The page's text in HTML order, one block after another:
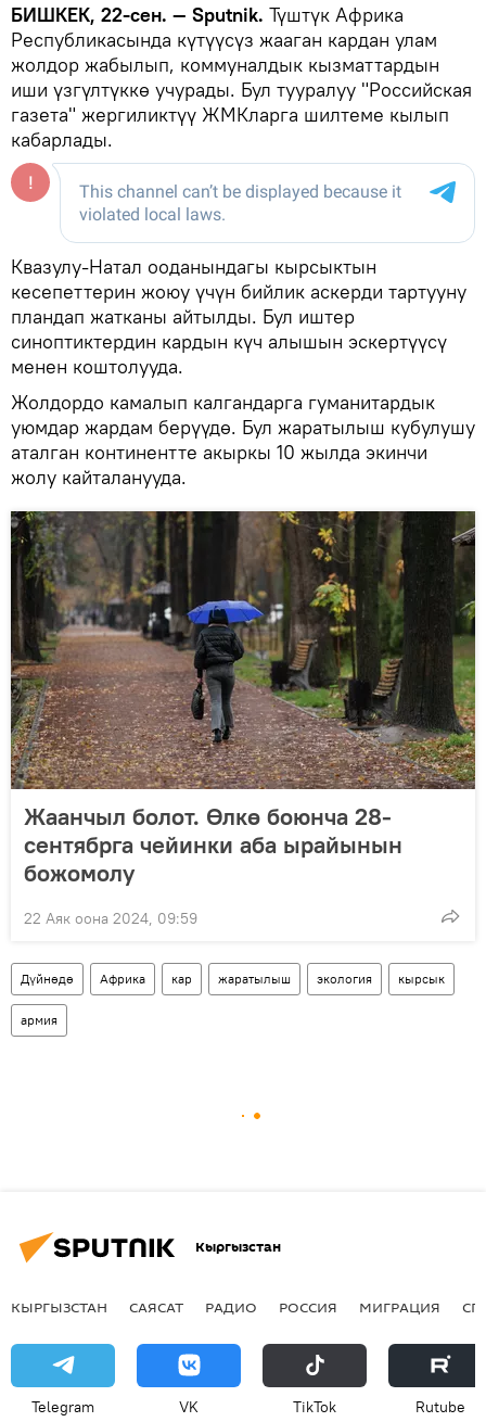
БИШКЕК, 22-сен. — Sputnik. Түштүк Африка
Республикасында күтүүсүз жааган кардан улам
жолдор жабылып, коммуналдык кызматтардын
иши үзгүлтүккө учурады. Бул тууралуу "Российская
газета" жергиликтүү ЖМКларга шилтеме кылып
кабарлады.
Квазулу-Натал ооданындагы кырсыктын
кесепеттерин жоюу үчүн бийлик аскерди тартууну
пландап жатканы айтылды. Бул иштер
синоптиктердин кардын күч алышын эскертүүсү
менен коштолууда.
Жолдордо камалып калгандарга гуманитардык
уюмдар жардам берүүдө. Бул жаратылыш кубулушу
аталган континентте акыркы 10 жылда экинчи
жолу кайталанууда.
Жаанчыл болот. Өлкө боюнча 28-
сентябрга чейинки аба ырайынын
божомолу
22 Аяк оона 2024, 09:59
Дүйнөдө Африка кар жаратылыш экология кырсык
армия
Кыргызстан
КЫРГЫЗСТАН САЯСАТ РАДИО РОССИЯ МИГРАЦИЯ
Telegram VK ТikТоk Rutube